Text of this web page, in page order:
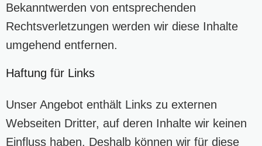
Bekanntwerden von entsprechenden
Rechtsverletzungen werden wir diese Inhalte
umgehend entfernen.
Haftung für Links
Unser Angebot enthält Links zu externen
Webseiten Dritter, auf deren Inhalte wir keinen
Einfluss haben. Deshalb können wir für diese